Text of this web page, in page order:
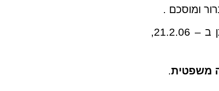
ומוסכם .
רע”א 6605/15 אילנה ודוד שמש נ’ ספייס בניה ויזמות בע”מ ניתן ב – 21.2.06,
משפטית.